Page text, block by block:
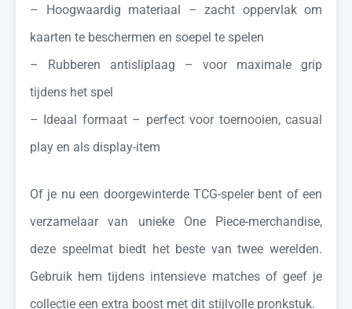
– Hoogwaardig materiaal – zacht oppervlak om
kaarten te beschermen en soepel te spelen
– Rubberen antisliplaag – voor maximale grip
tijdens het spel
– Ideaal formaat – perfect voor toernooien, casual
play en als display-item
Of je nu een doorgewinterde TCG-speler bent of een
verzamelaar van unieke One Piece-merchandise,
deze speelmat biedt het beste van twee werelden.
Gebruik hem tijdens intensieve matches of geef je
collectie een extra boost met dit stijlvolle pronkstuk.